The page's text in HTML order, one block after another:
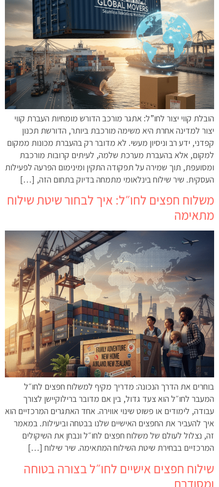
הובלת קווי יצור לחו”ל: אתגר מורכב הדורש מומחיות העברת קווי
יצור למדינה אחרת היא משימה מורכבת ביותר, הדורשת תכנון
קפדני, ידע רב וניסיון מעשי. לא מדובר רק בהעברת מכונות ממקום
למקום, אלא בהעברת מערכת שלמה, לעיתים קרובות מורכבת
ומסועפת, תוך שמירה על תפקודה התקין ומינימום הפרעה לפעילות
העסקית. שיר שילוח בינלאומי מתמחה בדיוק בתחום הזה, […]
משלוח חפצים לחו״ל: איך לבחור שיטת שילוח
מתאימה
בוחרים את הדרך הנכונה: מדריך מקיף למשלוח חפצים לחו״ל
המעבר לחו״ל הוא צעד גדול, בין אם מדובר ברילוקיישן לצורך
עבודה, לימודים או פשוט שינוי אווירה. אחד האתגרים המרכזיים הוא
איך להעביר את החפצים האישיים שלנו בבטחה וביעילות. במאמר
זה, נצלול לעולם של משלוח חפצים לחו״ל ונבחן את השיקולים
המרכזיים בבחירת שיטת השילוח המתאימה. שיר שילוח […]
שילוח חפצים אישיים לחו״ל בצורה בטוחה
ומסודרת